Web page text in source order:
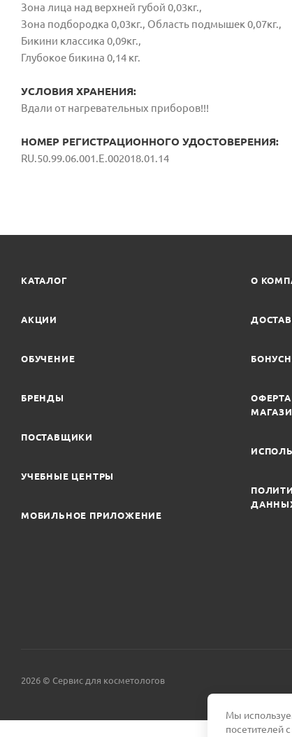
Зона лица над верхней губой 0,03кг.,
Зона подбородка 0,03кг., Область подмышек 0,07кг.,
Бикини классика 0,09кг.,
Глубокое бикина 0,14 кг.
УСЛОВИЯ ХРАНЕНИЯ:
Вдали от нагревательных приборов!!!
НОМЕР РЕГИСТРАЦИОННОГО УДОСТОВЕРЕНИЯ:
RU.50.99.06.001.E.002018.01.14
КАТАЛОГ
АКЦИИ
ОБУЧЕНИЕ
БРЕНДЫ
ПОСТАВЩИКИ
УЧЕБНЫЕ ЦЕНТРЫ
МОБИЛЬНОЕ ПРИЛОЖЕНИЕ
О
2026 © Сервис для косметологов
Мы
посетителей